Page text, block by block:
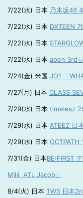
7/22(水) 日本 乃木坂46
7/22(水) 日本 DXTEEN
7/22(水) 日本
7/22(水) 日本 aoen 3rdシ
7/24(金) 米国 JO1 「
7/27(月) 日本 CLASS
7/29(水) 日本 timelesz
7/29(水) 日本 ATEEZ 日
7/29(水) 日本 OCTPATH
7/31(金) 日本BE:FIRST
Milli, ATL Jacob」
8/4(火) 日本 TWS 日本